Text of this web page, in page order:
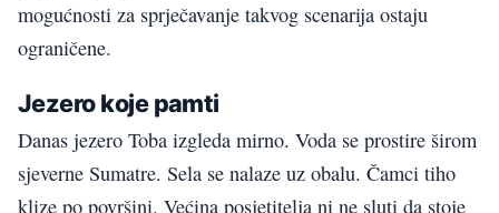
mogućnosti za sprječavanje takvog scenarija ostaju
ograničene.
Jezero koje pamti
Danas jezero Toba izgleda mirno. Voda se prostire širom
sjeverne Sumatre. Sela se nalaze uz obalu. Čamci tiho
klize po površini. Većina posjetitelja ni ne sluti da stoje